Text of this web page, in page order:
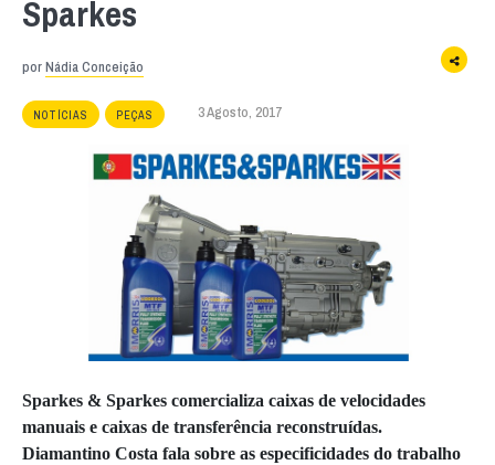
Sparkes
porNádia Conceição
NOTÍCIAS PEÇAS 3 Agosto, 2017
Sparkes & Sparkes comercializa caixas de velocidades
manuais e caixas de transferência reconstruídas.
Diamantino Costa fala sobre as especificidades do trabalho